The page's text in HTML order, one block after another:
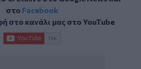
στο Facebook
στο κανάλι μας στοYouTube